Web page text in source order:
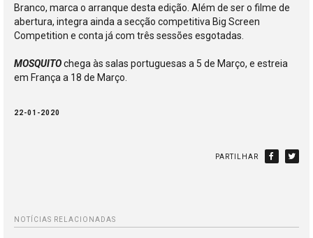
Branco, marca o arranque desta edição. Além de ser o filme de
abertura, integra ainda a secção competitiva Big Screen
Competition e conta já com três sessões esgotadas.
MOSQUITOchega às salas portuguesas a 5 de Março, e estreia
em França a 18 de Março.
22-01-2020
PARTILHAR
NOTÍCIAS RELACIONADAS